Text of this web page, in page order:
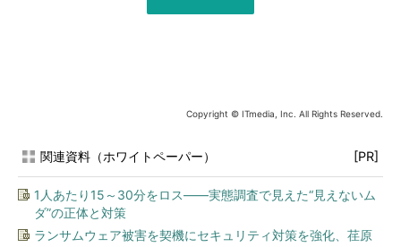
Copyright © ITmedia, Inc. All Rights Reserved.
関連資料（ホワイトペーパー） [PR]
1人あたり15～30分をロス――実態調査で見えた“見えないム
ダ”の正体と対策
ランサムウェア被害を契機にセキュリティ対策を強化、荏原